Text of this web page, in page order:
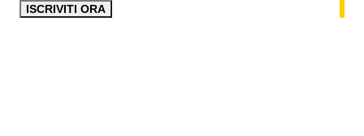
ISCRIVITI ORA